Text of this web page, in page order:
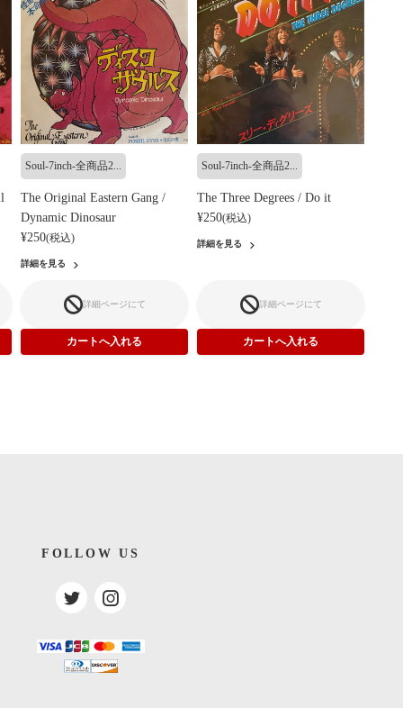
Soul-7inch-全商品2...
The Original Eastern Gang /
Dynamic Dinosaur
¥250(税込)
詳細を見る
詳細ページにて
Soul-7inch-全商品2...
The Three Degrees / Do it
¥250(税込)
詳細を見る
詳細ページにて
FOLLOW US